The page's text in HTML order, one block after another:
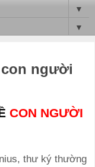
▼
▼
con người
CON NGƯỜI
thư ký thường